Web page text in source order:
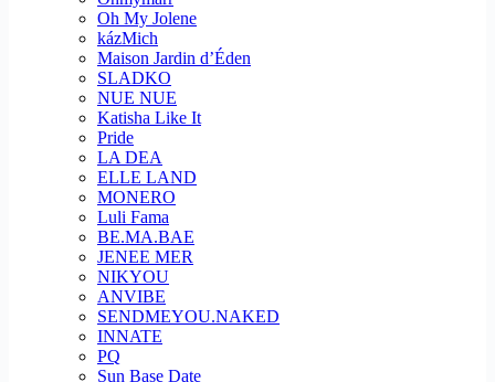
Oh My Jolene
kázMich
Maison Jardin d’Éden
SLADKO
NUE NUE
Katisha Like It
Pride
LA DEA
ELLE LAND
MONERO
Luli Fama
BE.MA.BAE
JENEE MER
NIKYOU
ANVIBE
SENDMEYOU.NAKED
INNATE
PQ
Sun Base Date